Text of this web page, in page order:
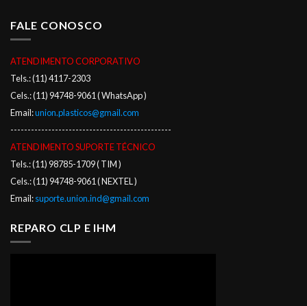
FALE CONOSCO
ATENDIMENTO CORPORATIVO
Tels.: (11) 4117-2303
Cels.: (11) 94748-9061 ( WhatsApp )
Email:union.plasticos@gmail.com
-----------------------------------------------
ATENDIMENTO SUPORTE TÉCNICO
Tels.: (11) 98785-1709 ( TIM )
Cels.: (11) 94748-9061 ( NEXTEL )
Email:suporte.union.ind@gmail.com
REPARO CLP E IHM